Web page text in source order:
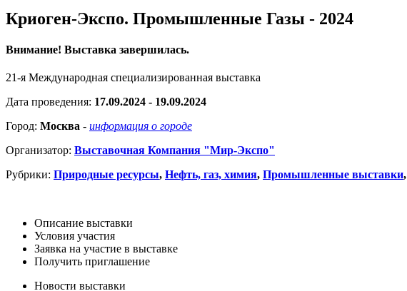
Криоген-Экспо. Промышленные Газы - 2024
Внимание! Выставка завершилась.
21-я Международная специализированная выставка
Дата проведения: 17.09.2024 - 19.09.2024
Город: Москва - информация о городе
Организатор: Выставочная Компания "Мир-Экспо"
Рубрики: Природные ресурсы, Нефть, газ, химия, Промышленные выставки,
Описание выставки
Условия участия
Заявка на участие в выставке
Получить приглашение
Новости выставки